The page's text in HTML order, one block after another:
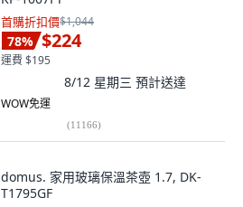
首購折扣價$1,044
78% $224
運費 $195
8/12 星期三 預計送達
WOW免運
(11166)
domus. 家用玻璃保溫茶壺 1.7, DK-
T1795GF